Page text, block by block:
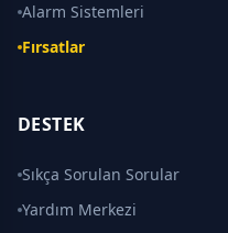
Alarm Sistemleri
Fırsatlar
DESTEK
Sıkça Sorulan Sorular
Yardım Merkezi